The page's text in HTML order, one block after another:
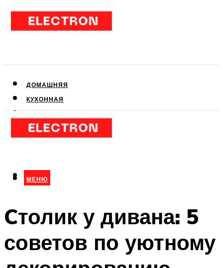
ДОМАШНЯЯ
КУХОННАЯ
КЛИМАТИЧЕСКАЯ
МЕНЮ
МЕНЮ
Cтолик у дивана: 5
советов по уютному